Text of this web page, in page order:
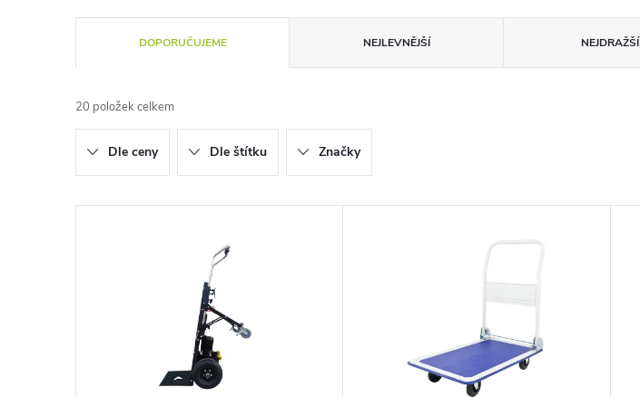
a
z
e
n
DOPORUČUJEME NEJLEVNĚJŠÍ NEJDRAŽŠÍ
20 položek celkem
Dle ceny Dle štítku Značky